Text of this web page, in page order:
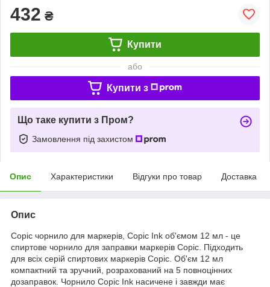
432 ₴
Купити
або
Купити з
Що таке купити з Пром?
Замовлення під захистом
Опис Характеристики Відгуки про товар Доставка
Опис
Copic чорнило для маркерів, Copic Ink об'ємом 12 мл - це
спиртове чорнило для заправки маркерів Copic. Підходить
для всіх серій спиртових маркерів Copic. Об'єм 12 мл
компактний та зручний, розрахований на 5 повноцінних
дозаправок. Чорнило Copic Ink насичене і завжди має